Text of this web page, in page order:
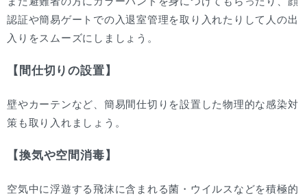
認証や簡易ゲートでの入退室管理を取り入れたりして人の出
入りをスムーズにしましょう。
【間仕切りの設置】
壁やカーテンなど、簡易間仕切りを設置した物理的な感染対
策も取り入れましょう。
【換気や空間消毒】
空気中に浮遊する飛沫に含まれる菌・ウイルスなどを積極的